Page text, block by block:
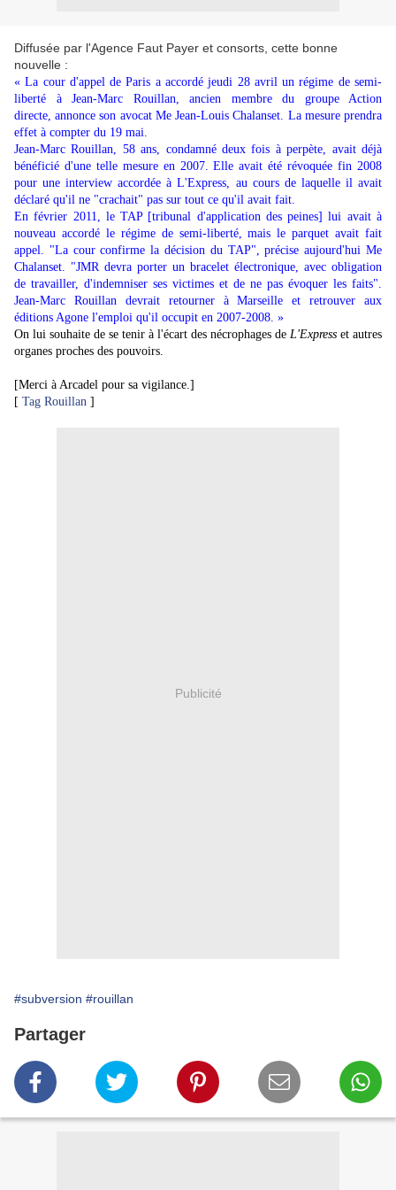
Diffusée par l'Agence Faut Payer et consorts, cette bonne
nouvelle :
« La cour d'appel de Paris a accordé jeudi 28 avril un régime de semi-
liberté à Jean-Marc Rouillan, ancien membre du groupe Action
directe, annonce son avocat Me Jean-Louis Chalanset. La mesure prendra
effet à compter du 19 mai.
Jean-Marc Rouillan, 58 ans, condamné deux fois à perpète, avait déjà
bénéficié d'une telle mesure en 2007. Elle avait été révoquée fin 2008
pour une interview accordée à L'Express, au cours de laquelle il avait
déclaré qu'il ne "crachait" pas sur tout ce qu'il avait fait.
En février 2011, le TAP [tribunal d'application des peines] lui avait à
nouveau accordé le régime de semi-liberté, mais le parquet avait fait
appel. "La cour confirme la décision du TAP", précise aujourd'hui Me
Chalanset. "JMR devra porter un bracelet électronique, avec obligation
de travailler, d'indemniser ses victimes et de ne pas évoquer les faits".
Jean-Marc Rouillan devrait retourner à Marseille et retrouver aux
éditions Agone l'emploi qu'il occupit en 2007-2008. »
On lui souhaite de se tenir à l'écart des nécrophages de L'Express et autres
organes proches des pouvoirs.
[Merci à Arcadel pour sa vigilance.]
[ Tag Rouillan ]
Publicité
#subversion #rouillan
Partager